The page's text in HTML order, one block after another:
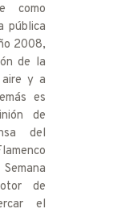
como
pública
2008,
de la
aire y a
es
de
del
de
el